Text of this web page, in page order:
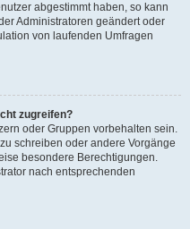
abgestimmt haben, so kann
Administratoren geändert oder
von laufenden Umfragen
zugreifen?
oder Gruppen vorbehalten sein.
schreiben oder andere Vorgänge
besondere Berechtigungen.
nach entsprechenden